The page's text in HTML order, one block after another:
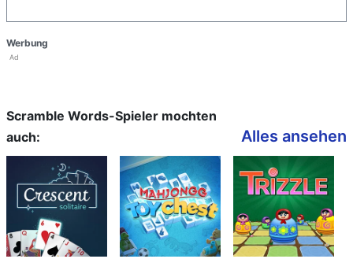
Werbung
Ad
Scramble Words-Spieler mochten
auch:
Alles ansehen